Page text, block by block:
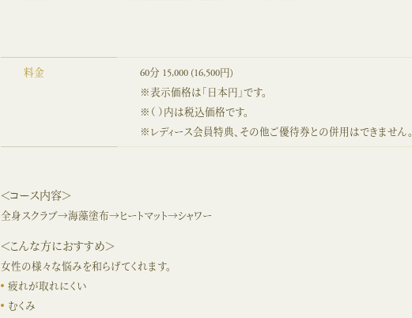
料金
60分 15,000 (16,500円)
※表示価格は「日本円」です。
※（ ）内は税込価格です。
※レディース会員特典、その他ご優待券との併用はできません。
＜コース内容＞
全身スクラブ→海藻塗布→ヒートマット→シャワー
＜こんな方におすすめ＞
女性の様々な悩みを和らげてくれます。
疲れが取れにくい
むくみ